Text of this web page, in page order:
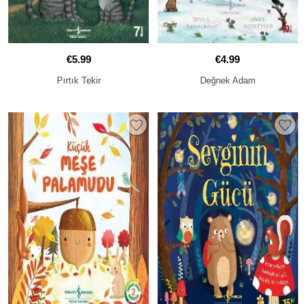
€5.99
Pırtık Tekir
€4.99
Değnek Adam